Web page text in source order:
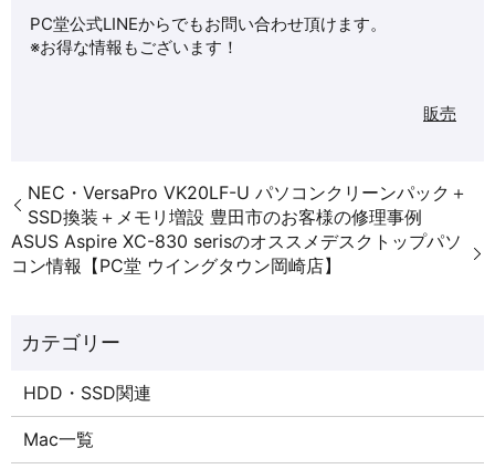
PC堂公式LINEからでもお問い合わせ頂けます。
※お得な情報もございます！
販売
NEC・VersaPro VK20LF-U パソコンクリーンパック＋
SSD換装＋メモリ増設 豊田市のお客様の修理事例
ASUS Aspire XC-830 serisのオススメデスクトップパソ
コン情報【PC堂 ウイングタウン岡崎店】
HDD・SSD関連
Mac一覧